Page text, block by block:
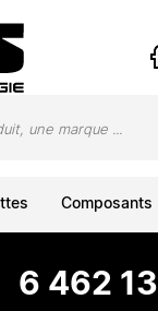
Composants
6 462 13